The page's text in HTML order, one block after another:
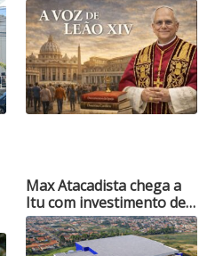
Max Atacadista chega a
Itu com investimento de…